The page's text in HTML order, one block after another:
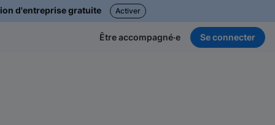
d'entreprise gratuite Activer
Être accompagné·e Se connecter